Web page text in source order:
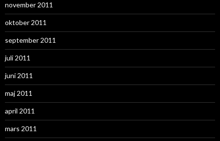
november 2011
oktober 2011
september 2011
juli 2011
juni 2011
maj 2011
april 2011
mars 2011